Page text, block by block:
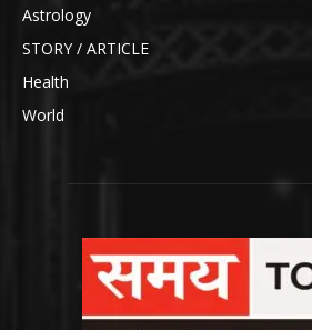
Astrology
STORY / ARTICLE
Health
World